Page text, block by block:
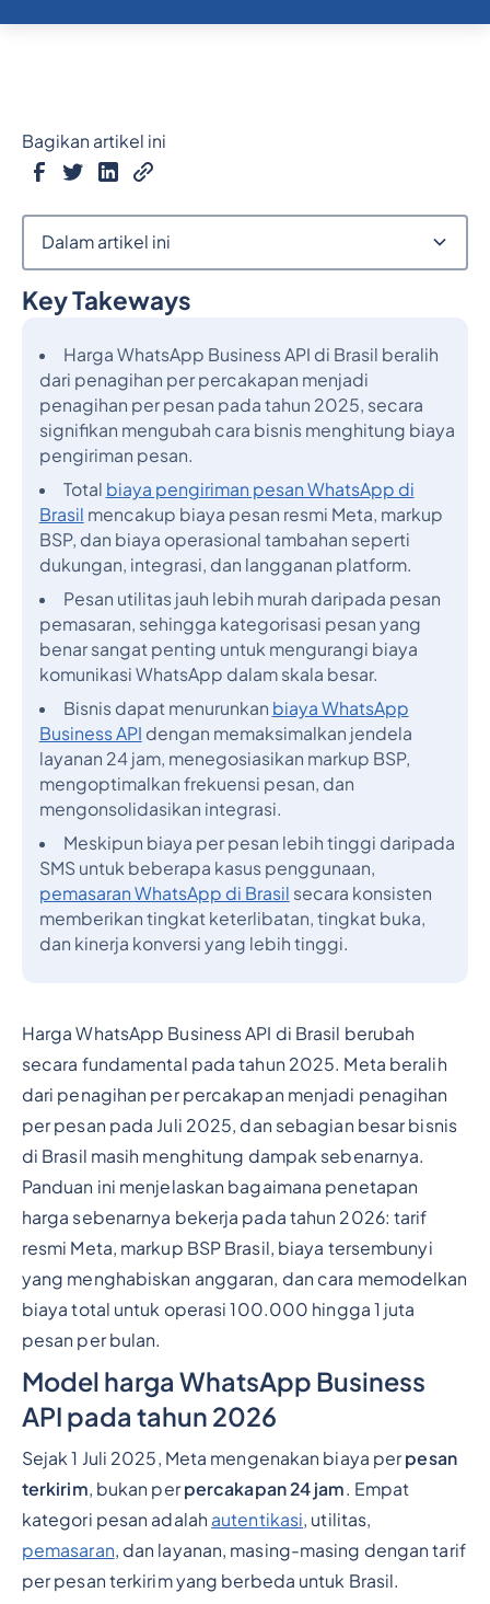
Key Takeways
Harga WhatsApp Business API di Brasil beralih
dari penagihan per percakapan menjadi
penagihan per pesan pada tahun 2025, secara
signifikan mengubah cara bisnis menghitung biaya
pengiriman pesan.
Total biaya pengiriman pesan WhatsApp di
Brasil mencakup biaya pesan resmi Meta, markup
BSP, dan biaya operasional tambahan seperti
dukungan, integrasi, dan langganan platform.
Pesan utilitas jauh lebih murah daripada pesan
pemasaran, sehingga kategorisasi pesan yang
benar sangat penting untuk mengurangi biaya
komunikasi WhatsApp dalam skala besar.
Bisnis dapat menurunkan biaya WhatsApp
Business API dengan memaksimalkan jendela
layanan 24 jam, menegosiasikan markup BSP,
mengoptimalkan frekuensi pesan, dan
mengonsolidasikan integrasi.
Meskipun biaya per pesan lebih tinggi daripada
SMS untuk beberapa kasus penggunaan,
pemasaran WhatsApp di Brasil secara konsisten
memberikan tingkat keterlibatan, tingkat buka,
dan kinerja konversi yang lebih tinggi.
Harga WhatsApp Business API di Brasil berubah
secara fundamental pada tahun 2025. Meta beralih
dari penagihan per percakapan menjadi penagihan
per pesan pada Juli 2025, dan sebagian besar bisnis
di Brasil masih menghitung dampak sebenarnya.
Panduan ini menjelaskan bagaimana penetapan
harga sebenarnya bekerja pada tahun 2026: tarif
resmi Meta, markup BSP Brasil, biaya tersembunyi
yang menghabiskan anggaran, dan cara memodelkan
biaya total untuk operasi 100.000 hingga 1 juta
pesan per bulan.
Model harga WhatsApp Business
API pada tahun 2026
Sejak 1 Juli 2025, Meta mengenakan biaya perpesan
terkirim, bukan perpercakapan 24 jam. Empat
kategori pesan adalah autentikasi, utilitas,
pemasaran, dan layanan, masing-masing dengan tarif
per pesan terkirim yang berbeda untuk Brasil.
Bagikan artikel ini
Dalam artikel ini
Judul 2